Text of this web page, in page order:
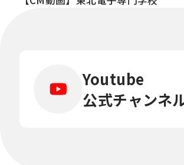
Youtube
公式チャンネ